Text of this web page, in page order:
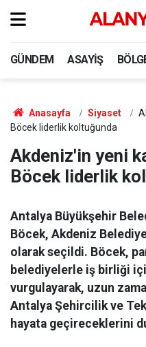
GÜNDEM ASAYIŞ
Anasayfa Siyaset
Böcek liderlik koltuğunda
Akdeniz'in yeni
Böcek liderlik
Antalya Büyükşehir
Böcek, Akdeniz
olarak seçildi. Böcek,
belediyelerle iş birliği
vurgulayarak, uzun
Antalya Şehircilik ve
hayata geçireceklerini